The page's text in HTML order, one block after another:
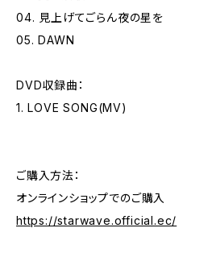
04. 見上げてごらん夜の星を
05. DAWN
DVD収録曲：
1. LOVE SONG(MV)
ご購入方法：
オンラインショップでのご購入
https://starwave.official.ec/